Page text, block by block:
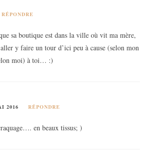
RÉPONDRE
sa boutique est dans la ville où vit ma mère,
y faire un tour d’ici peu à cause (selon mon
moi) à toi… :)
2016 RÉPONDRE
en beaux tissus; )